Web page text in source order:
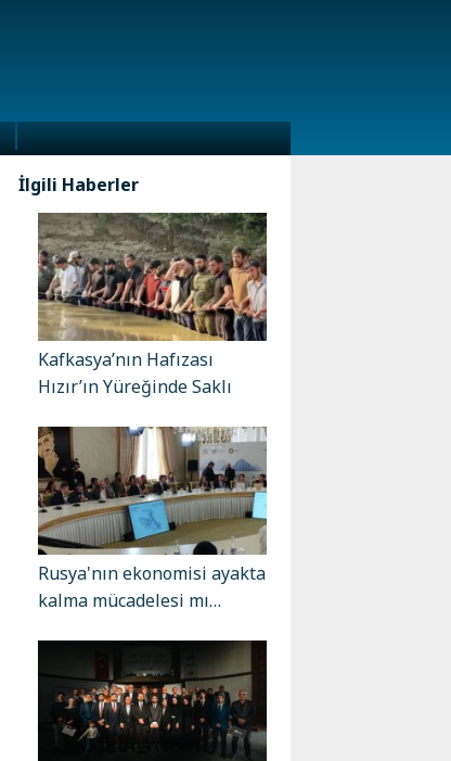
İlgili Haberler
Kafkasya’nın Hafızası
Hızır’ın Yüreğinde Saklı
Rusya'nın ekonomisi ayakta
kalma mücadelesi mı…